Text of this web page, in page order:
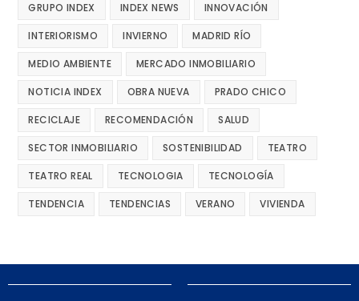
GRUPO INDEX INDEX NEWS INNOVACIÓN
INTERIORISMO INVIERNO MADRID RÍO
MEDIO AMBIENTE MERCADO INMOBILIARIO
NOTICIA INDEX OBRA NUEVA PRADO CHICO
RECICLAJE RECOMENDACIÓN SALUD
SECTOR INMOBILIARIO SOSTENIBILIDAD TEATRO
TEATRO REAL TECNOLOGIA TECNOLOGÍA
TENDENCIA TENDENCIAS VERANO VIVIENDA